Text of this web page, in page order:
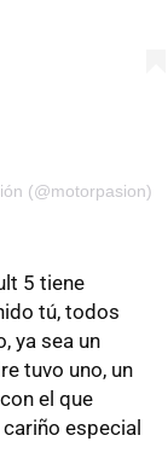
(@motorpasion)
5 tiene
tú, todos
ya sea un
tuvo uno, un
el que
especial